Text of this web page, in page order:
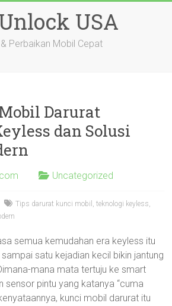
USA
Perbaikan Mobil Cepat
Darurat
dan Solusi
Uncategorized
Tips darurat kunci mobil, teknologi keyless,
semua kemudahan era keyless itu
satu kejadian kecil bikin jantung
mana mata tertuju ke smart
sensor pintu yang katanya “cuma
kunci mobil darurat itu